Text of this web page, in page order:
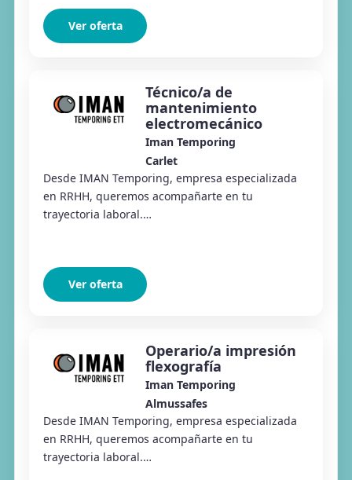
Ver oferta
Técnico/a de
mantenimiento
electromecánico
Iman Temporing
Carlet
Desde IMAN Temporing, empresa especializada
en RRHH, queremos acompañarte en tu
trayectoria laboral.
Ver oferta
Operario/a impresión
flexografía
Iman Temporing
Almussafes
Desde IMAN Temporing, empresa especializada
en RRHH, queremos acompañarte en tu
trayectoria laboral.